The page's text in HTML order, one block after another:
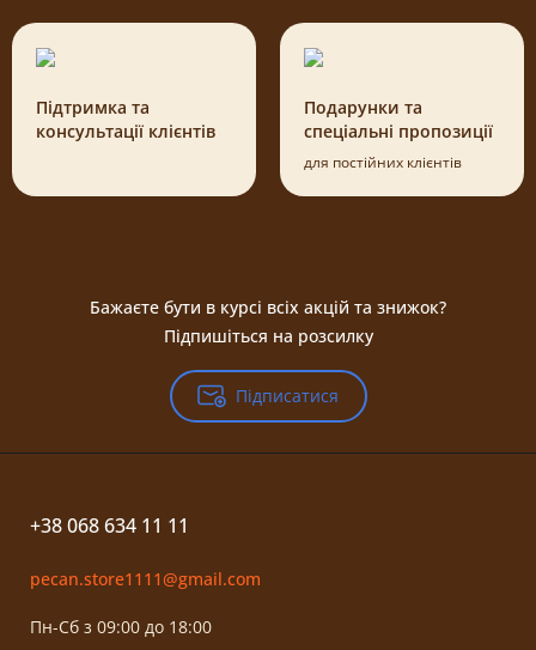
Підтримка та
консультації клієнтів
Подарунки та
спеціальні пропозиції
для постійних клієнтів
Бажаєте бути в курсі всіх акцій та знижок?
Підпишіться на розсилку
Підписатися
+38 068 634 11 11
pecan.store1111@gmail.com
Пн-Сб з 09:00 до 18:00